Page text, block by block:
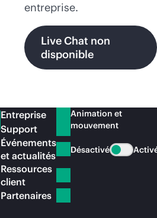
entreprise.
Live Chat non
disponible
Entreprise
Support
Événements
et actualités
Ressources
client
Partenaires
Animation et
mouvement
Désactivé